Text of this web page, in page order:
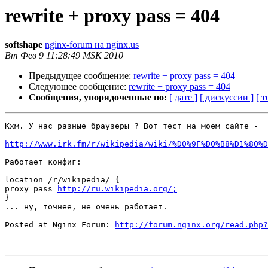
rewrite + proxy pass = 404
softshape nginx-forum на nginx.us
Вт Фев 9 11:28:49 MSK 2010
Предыдущее сообщение: rewrite + proxy pass = 404
Следующее сообщение: rewrite + proxy pass = 404
Сообщения, упорядоченные по: [ дате ] [ дискуссии ] [
Кхм. У нас разные браузеры ? Вот тест на моем сайте -
http://www.irk.fm/r/wikipedia/wiki/
Работает конфиг:
location /r/wikipedia/ {
proxy_pass
http://ru.wikipedia.org/;
}
... ну, точнее, не очень работает.
Posted at Nginx Forum:
http://forum.nginx.org/